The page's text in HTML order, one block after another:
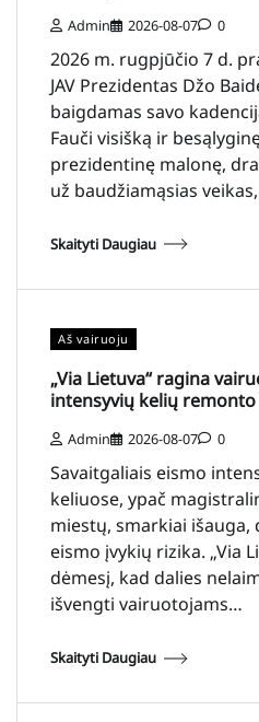
Admin 2026-08-07 0
2026 m. rugpjūčio 7 d.
JAV Prezidentas Džo
baigdamas savo
Fauči visišką ir
prezidentinę malonę,
už baudžiamąsias
Skaityti Daugiau
Aš vairuoju
„Via Lietuva“ ragina
intensyvių kelių
Admin 2026-08-07 0
Savaitgaliais eismo
keliuose, ypač
miestų, smarkiai išauga,
eismo įvykių rizika. „Via
dėmesį, kad dalies
išvengti vairuotojams…
Skaityti Daugiau